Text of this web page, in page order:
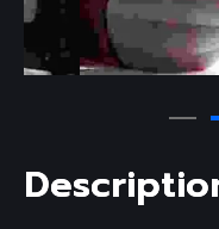
Descriptio